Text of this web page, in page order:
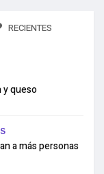
RECIENTES
y queso
a más personas